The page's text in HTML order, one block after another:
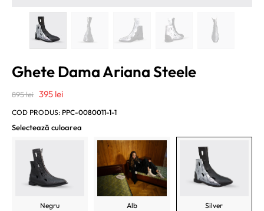
Ghete Dama Ariana Steele
895lei Prețul
inițial
a
895 lei.
395 leiPrețul
curent
este:
COD PRODUS: PPC-0080011-1-1
Selectează culoarea
Negru Alb Silver